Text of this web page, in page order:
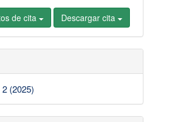
de cita Descargar cita
(2025)